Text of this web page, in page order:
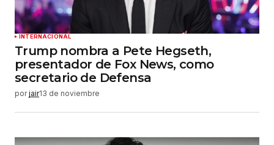
INTERNACIONAL
Trump nombra a Pete Hegseth,
presentador de Fox News, como
secretario de Defensa
por jair13 de noviembre